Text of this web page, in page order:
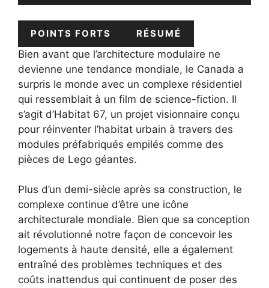
POINTS FORTS RÉSUMÉ
Bien avant que l’architecture modulaire ne
devienne une tendance mondiale, le Canada a
surpris le monde avec un complexe résidentiel
qui ressemblait à un film de science-fiction. Il
s’agit d’Habitat 67, un projet visionnaire conçu
pour réinventer l’habitat urbain à travers des
modules préfabriqués empilés comme des
pièces de Lego géantes.
Plus d’un demi-siècle après sa construction, le
complexe continue d’être une icône
architecturale mondiale. Bien que sa conception
ait révolutionné notre façon de concevoir les
logements à haute densité, elle a également
entraîné des problèmes techniques et des
coûts inattendus qui continuent de poser des